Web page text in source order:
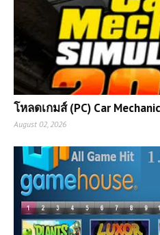
โหลดเกมส์ (PC) Car
August 02, 2026